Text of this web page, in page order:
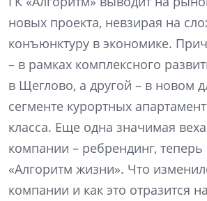
новых проекта, невзирая на
конъюнктуру в экономике.
– в рамках комплексного
в Щеглово, а другой – в новом
сегменте курортных
класса. Еще одна значимая
компании – ребрендинг, теперь
«Алгоритм жизни». Что
компании и как это отразится